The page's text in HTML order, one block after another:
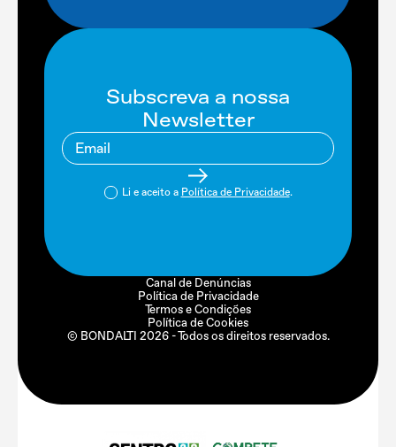
Subscreva a nossa
Newsletter
Li e aceito a Política de Privacidade.
© BONDALTI 2026- Todos os direitos reservados.
Canal de Denúncias
Política de Privacidade
Termos e Condições
Política de Cookies